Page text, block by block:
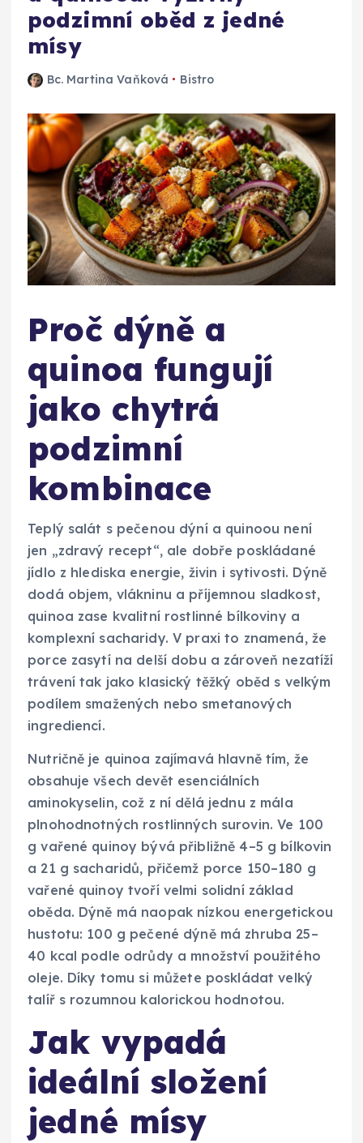
podzimní oběd z jedné
mísy
Bc. Martina Vaňková Bistro
Proč dýně a
quinoa fungují
jako chytrá
podzimní
kombinace
Teplý salát s pečenou dýní a quinoou není
jen „zdravý recept“, ale dobře poskládané
jídlo z hlediska energie, živin i sytivosti. Dýně
dodá objem, vlákninu a příjemnou sladkost,
quinoa zase kvalitní rostlinné bílkoviny a
komplexní sacharidy. V praxi to znamená, že
porce zasytí na delší dobu a zároveň nezatíží
trávení tak jako klasický těžký oběd s velkým
podílem smažených nebo smetanových
ingrediencí.
Nutričně je quinoa zajímavá hlavně tím, že
obsahuje všech devět esenciálních
aminokyselin, což z ní dělá jednu z mála
plnohodnotných rostlinných surovin. Ve 100
g vařené quinoy bývá přibližně 4–5 g bílkovin
a 21 g sacharidů, přičemž porce 150–180 g
vařené quinoy tvoří velmi solidní základ
oběda. Dýně má naopak nízkou energetickou
hustotu: 100 g pečené dýně má zhruba 25–
40 kcal podle odrůdy a množství použitého
oleje. Díky tomu si můžete poskládat velký
talíř s rozumnou kalorickou hodnotou.
Jak vypadá
ideální složení
jedné mísy